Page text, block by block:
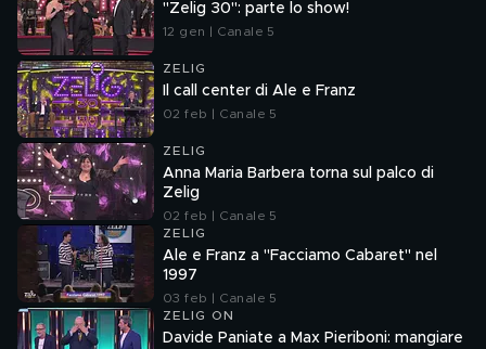
"Zelig 30": parte lo show!
12 gen | Canale 5
ZELIG
Il call center di Ale e Franz
02 feb | Canale 5
ZELIG
Anna Maria Barbera torna sul palco di
Zelig
02 feb | Canale 5
ZELIG
Ale e Franz a "Facciamo Cabaret" nel
1997
03 feb | Canale 5
ZELIG ON
Davide Paniate a Max Pieriboni: mangiare